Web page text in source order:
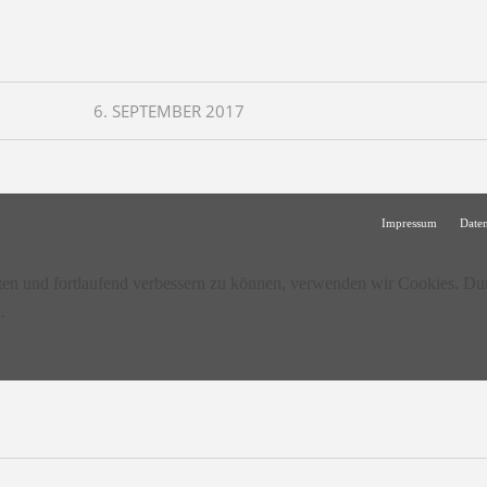
6. SEPTEMBER 2017
Impressum